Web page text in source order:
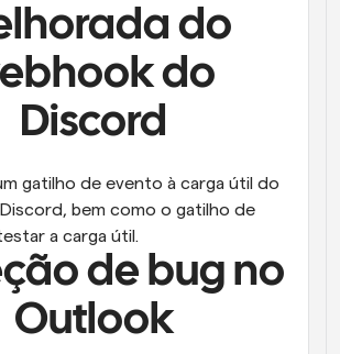
do
do
Discord
gatilho de evento à carga útil do
bem como o gatilho de
a carga útil.
de bug no
Outlook